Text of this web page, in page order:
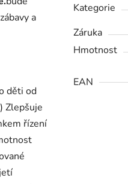
a
děti od
Zlepšuje
řízení
Kategorie
Záruka
Hmotnost
EAN